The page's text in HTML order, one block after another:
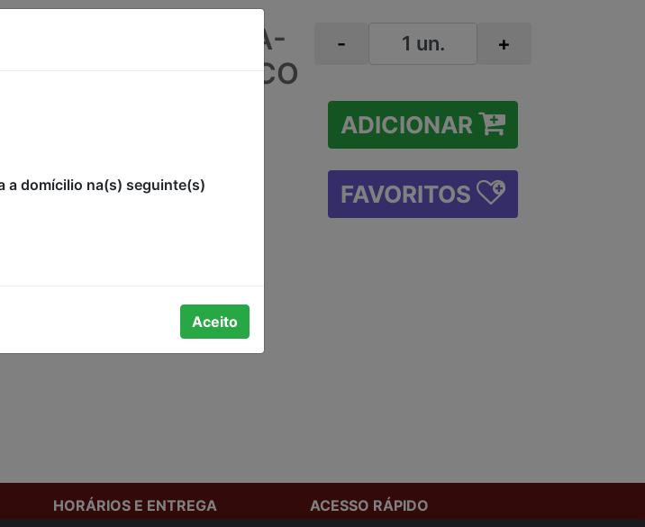
CASTANHA-
E LINHAÇA PANCO
100% MAIS FIBRAS VIDA
380G
- +
ADICIONAR
FAVORITOS
a domícilio na(s) seguinte(s)
Aceito
HORÁRIOS E ENTREGA ACESSO RÁPIDO